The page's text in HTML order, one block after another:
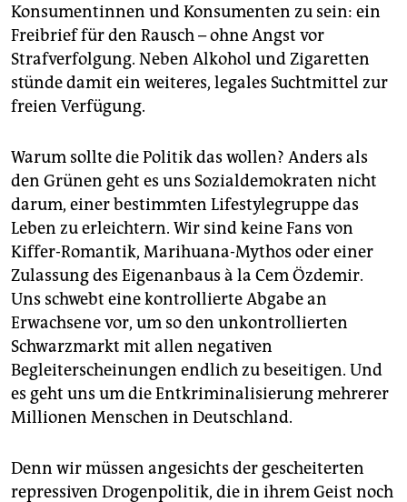
Konsumentinnen und Konsumenten zu sein: ein
Freibrief für den Rausch – ohne Angst vor
Strafverfolgung. Neben Alkohol und Zigaretten
stünde damit ein weiteres, legales Suchtmittel zur
freien Verfügung.
Warum sollte die Politik das wollen? Anders als
den Grünen geht es uns Sozialdemokraten nicht
darum, einer bestimmten Lifestylegruppe das
Leben zu erleichtern. Wir sind keine Fans von
Kiffer-Romantik, Marihuana-Mythos oder einer
Zulassung des Eigenanbaus à la Cem Özdemir.
Uns schwebt eine kontrollierte Abgabe an
Erwachsene vor, um so den unkontrollierten
Schwarzmarkt mit allen negativen
Begleiterscheinungen endlich zu beseitigen. Und
es geht uns um die Entkriminalisierung mehrerer
Millionen Menschen in Deutschland.
Denn wir müssen angesichts der gescheiterten
repressiven Drogenpolitik, die in ihrem Geist noch